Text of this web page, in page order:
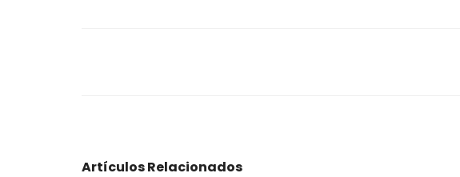
Artículos Relacionados